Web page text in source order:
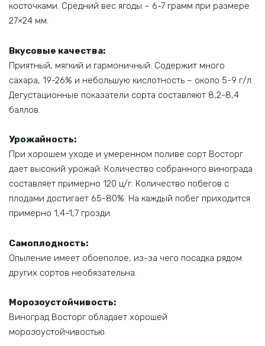
косточками. Средний вес ягоды – 6-7 грамм при размере
27×24 мм.
Вкусовые качества:
Приятный, мягкий и гармоничный. Содержит много
сахара, 19-26% и небольшую кислотность – около 5-9 г/л.
Дегустационные показатели сорта составляют 8,2-8,4
баллов.
Урожайность:
При хорошем уходе и умеренном поливе сорт Восторг
дает высокий урожай. Количество собранного винограда
составляет примерно 120 ц/г. Количество побегов с
плодами достигает 65-80%. На каждый побег приходится
примерно 1,4-1,7 грозди.
Самоплодность:
Опыление имеет обоеполое, из-за чего посадка рядом
других сортов необязательна.
Морозоустойчивость:
Виноград Восторг обладает хорошей
морозоустойчивостью.